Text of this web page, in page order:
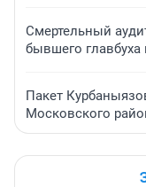
Смертельный
бывшего
Пакет
Московского